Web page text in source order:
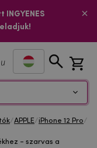
/APPLE/iPhone 12 Pro/
- szarvas a